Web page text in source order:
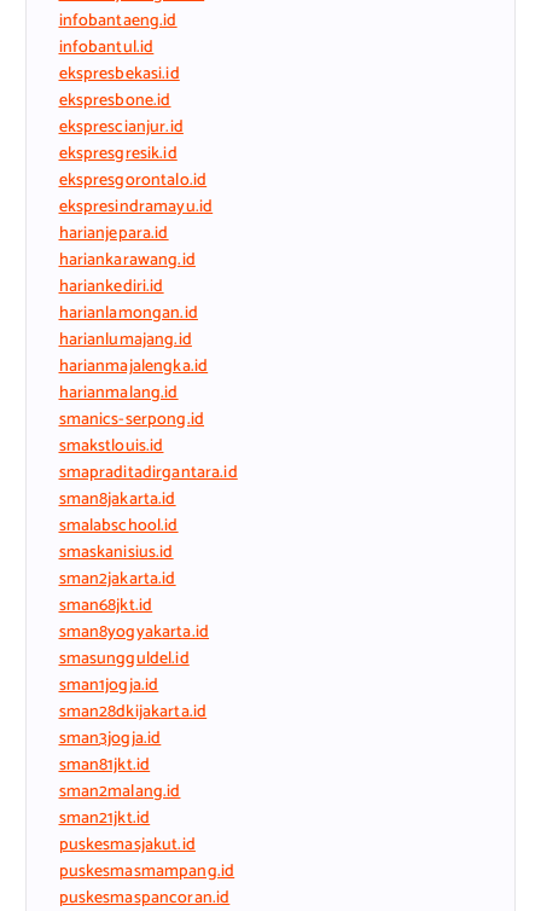
infobantaeng.id
infobantul.id
ekspresbekasi.id
ekspresbone.id
eksprescianjur.id
ekspresgresik.id
ekspresgorontalo.id
ekspresindramayu.id
harianjepara.id
hariankarawang.id
hariankediri.id
harianlamongan.id
harianlumajang.id
harianmajalengka.id
harianmalang.id
smanics-serpong.id
smakstlouis.id
smapraditadirgantara.id
sman8jakarta.id
smalabschool.id
smaskanisius.id
sman2jakarta.id
sman68jkt.id
sman8yogyakarta.id
smasungguldel.id
sman1jogja.id
sman28dkijakarta.id
sman3jogja.id
sman81jkt.id
sman2malang.id
sman21jkt.id
puskesmasjakut.id
puskesmasmampang.id
puskesmaspancoran.id